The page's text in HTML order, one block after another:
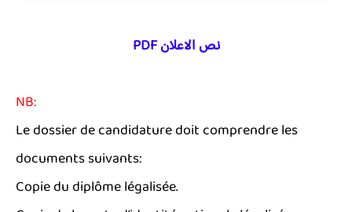
نص الاعلان PDF
NB:
Le dossier de candidature doit comprendre les
documents suivants:
Copie du diplôme légalisée.